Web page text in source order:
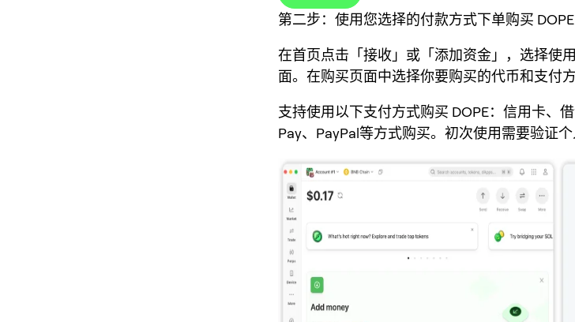
第二步：使用您选择的付款方式下单购买 DOPE
在首页点击「接收」或「添加资金」，选择使
面。在购买页面中选择你要购买的代币和支付方
支持使用以下支付方式购买 DOPE：信用卡、
Pay、PayPal等方式购买。初次使用需要验证